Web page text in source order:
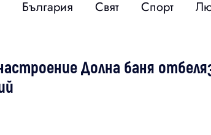
България Свят Спорт
Долна баня